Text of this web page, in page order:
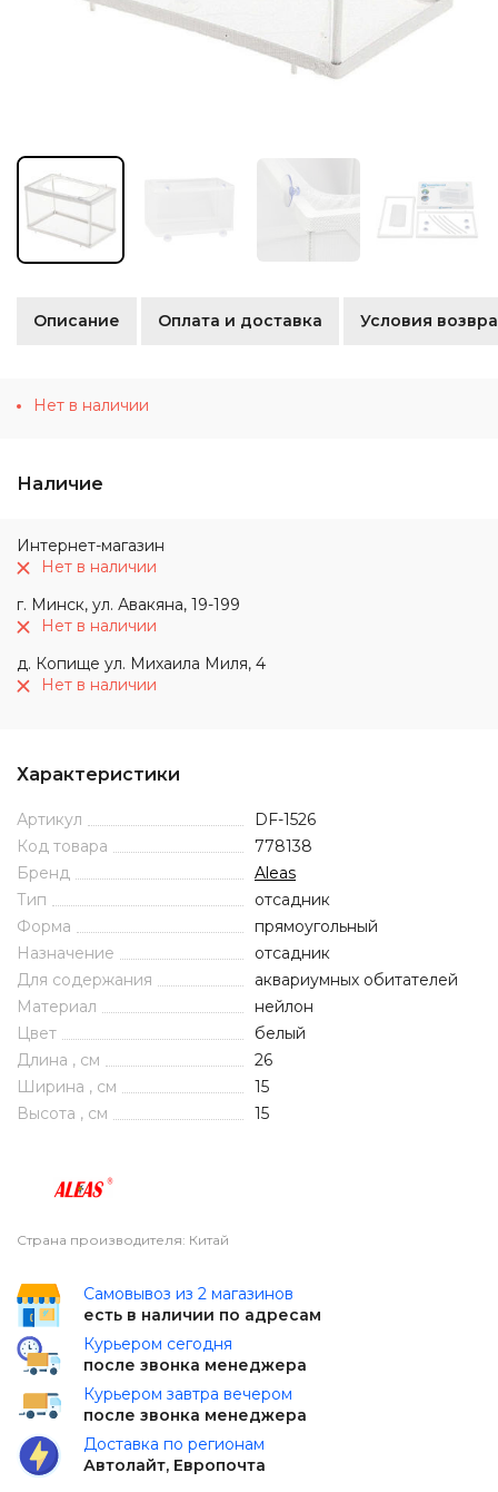
Описание Оплата и доставка Условия
Нет в наличии
Наличие
Интернет-магазин
Нет в наличии
г. Минск, ул. Авакяна, 19-199
Нет в наличии
д. Копище ул. Михаила Миля, 4
Нет в наличии
Характеристики
Артикул
DF-1526
Код товара
778138
Бренд
Aleas
Тип
отсадник
Форма
прямоугольный
Назначение
отсадник
Для содержания
аквариумных обитателей
Материал
нейлон
Цвет
белый
Длина , см
26
Ширина , см
15
Высота , см
15
Страна производителя: Китай
Самовывоз из 2 магазинов
есть в наличии по адресам
Курьером сегодня
после звонка менеджера
Курьером завтра вечером
после звонка менеджера
Доставка по регионам
Автолайт, Европочта